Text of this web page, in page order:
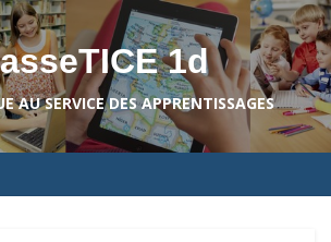
1d
AU SERVICE DES APPRENTISSAGES